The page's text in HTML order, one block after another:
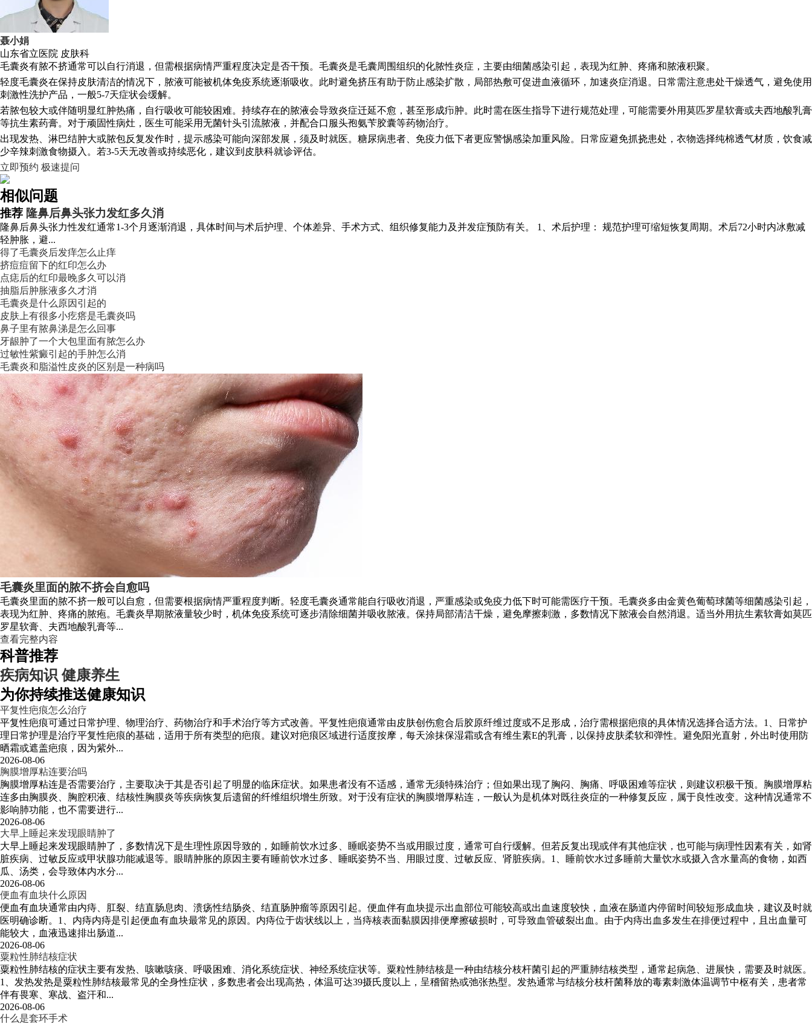
聂小娟
山东省立医院 皮肤科
毛囊炎有脓不挤通常可以自行消退，但需根据病情严重程度决定是否干预。毛囊炎是毛囊周围组织的化脓性炎症，主要由细菌感染引起，表现为红肿、疼痛和脓液积聚。
轻度毛囊炎在保持皮肤清洁的情况下，脓液可能被机体免疫系统逐渐吸收。此时避免挤压有助于防止感染扩散，局部热敷可促进血液循环，加速炎症消退。日常需注意患处干燥透气，避免使用
刺激性洗护产品，一般5-7天症状会缓解。
若脓包较大或伴随明显红肿热痛，自行吸收可能较困难。持续存在的脓液会导致炎症迁延不愈，甚至形成疖肿。此时需在医生指导下进行规范处理，可能需要外用莫匹罗星软膏或夫西地酸乳膏
等抗生素药膏。对于顽固性病灶，医生可能采用无菌针头引流脓液，并配合口服头孢氨苄胶囊等药物治疗。
出现发热、淋巴结肿大或脓包反复发作时，提示感染可能向深部发展，须及时就医。糖尿病患者、免疫力低下者更应警惕感染加重风险。日常应避免抓挠患处，衣物选择纯棉透气材质，饮食减
少辛辣刺激食物摄入。若3-5天无改善或持续恶化，建议到皮肤科就诊评估。
立即预约 极速提问
相似问题
推荐 隆鼻后鼻头张力发红多久消
隆鼻后鼻头张力性发红通常1-3个月逐渐消退，具体时间与术后护理、个体差异、手术方式、组织修复能力及并发症预防有关。 1、术后护理： 规范护理可缩短恢复周期。术后72小时内冰敷减
轻肿胀，避...
得了毛囊炎后发痒怎么止痒
挤痘痘留下的红印怎么办
点痣后的红印最晚多久可以消
抽脂后肿胀液多久才消
毛囊炎是什么原因引起的
皮肤上有很多小疙瘩是毛囊炎吗
鼻子里有脓鼻涕是怎么回事
牙龈肿了一个大包里面有脓怎么办
过敏性紫癜引起的手肿怎么消
毛囊炎和脂溢性皮炎的区别是一种病吗
毛囊炎里面的脓不挤会自愈吗
毛囊炎里面的脓不挤一般可以自愈，但需要根据病情严重程度判断。轻度毛囊炎通常能自行吸收消退，严重感染或免疫力低下时可能需医疗干预。毛囊炎多由金黄色葡萄球菌等细菌感染引起，
表现为红肿、疼痛的脓疱。毛囊炎早期脓液量较少时，机体免疫系统可逐步清除细菌并吸收脓液。保持局部清洁干燥，避免摩擦刺激，多数情况下脓液会自然消退。适当外用抗生素软膏如莫匹
罗星软膏、夫西地酸乳膏等...
查看完整内容
科普推荐
疾病知识 健康养生
为你持续推送健康知识
平复性疤痕怎么治疗
平复性疤痕可通过日常护理、物理治疗、药物治疗和手术治疗等方式改善。平复性疤痕通常由皮肤创伤愈合后胶原纤维过度或不足形成，治疗需根据疤痕的具体情况选择合适方法。1、日常护
理日常护理是治疗平复性疤痕的基础，适用于所有类型的疤痕。建议对疤痕区域进行适度按摩，每天涂抹保湿霜或含有维生素E的乳膏，以保持皮肤柔软和弹性。避免阳光直射，外出时使用防
晒霜或遮盖疤痕，因为紫外...
2026-08-06
胸膜增厚粘连要治吗
胸膜增厚粘连是否需要治疗，主要取决于其是否引起了明显的临床症状。如果患者没有不适感，通常无须特殊治疗；但如果出现了胸闷、胸痛、呼吸困难等症状，则建议积极干预。胸膜增厚粘
连多由胸膜炎、胸腔积液、结核性胸膜炎等疾病恢复后遗留的纤维组织增生所致。对于没有症状的胸膜增厚粘连，一般认为是机体对既往炎症的一种修复反应，属于良性改变。这种情况通常不
影响肺功能，也不需要进行...
2026-08-06
大早上睡起来发现眼睛肿了
大早上睡起来发现眼睛肿了，多数情况下是生理性原因导致的，如睡前饮水过多、睡眠姿势不当或用眼过度，通常可自行缓解。但若反复出现或伴有其他症状，也可能与病理性因素有关，如肾
脏疾病、过敏反应或甲状腺功能减退等。眼睛肿胀的原因主要有睡前饮水过多、睡眠姿势不当、用眼过度、过敏反应、肾脏疾病。1、睡前饮水过多睡前大量饮水或摄入含水量高的食物，如西
瓜、汤类，会导致体内水分...
2026-08-06
便血有血块什么原因
便血有血块通常由内痔、肛裂、结直肠息肉、溃疡性结肠炎、结直肠肿瘤等原因引起。便血伴有血块提示出血部位可能较高或出血速度较快，血液在肠道内停留时间较短形成血块，建议及时就
医明确诊断。1、内痔内痔是引起便血有血块最常见的原因。内痔位于齿状线以上，当痔核表面黏膜因排便摩擦破损时，可导致血管破裂出血。由于内痔出血多发生在排便过程中，且出血量可
能较大，血液迅速排出肠道...
2026-08-06
粟粒性肺结核症状
粟粒性肺结核的症状主要有发热、咳嗽咳痰、呼吸困难、消化系统症状、神经系统症状等。粟粒性肺结核是一种由结核分枝杆菌引起的严重肺结核类型，通常起病急、进展快，需要及时就医。
1、发热发热是粟粒性肺结核最常见的全身性症状，多数患者会出现高热，体温可达39摄氏度以上，呈稽留热或弛张热型。发热通常与结核分枝杆菌释放的毒素刺激体温调节中枢有关，患者常
伴有畏寒、寒战、盗汗和...
2026-08-06
什么是套环手术